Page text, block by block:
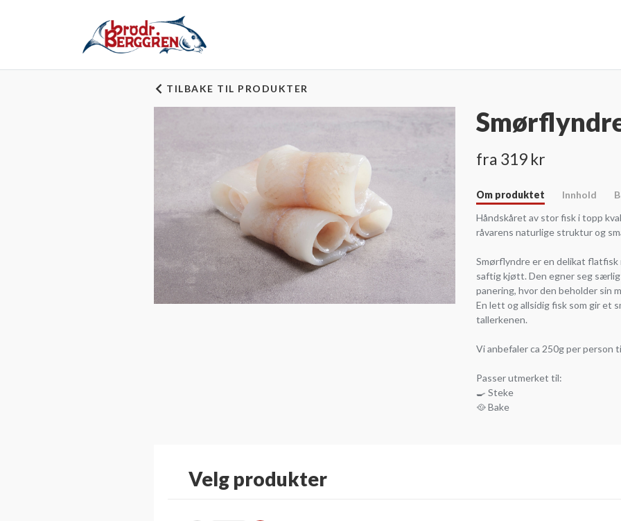
TILBAKE TIL PRODUKTER
fra 319 kr
Om produktet Innhold
Håndskåret av stor fisk i topp
råvarens naturlige struktur og
Smørflyndre er en delikat flatfisk
saftig kjøtt. Den egner seg
panering, hvor den beholder sin
En lett og allsidig fisk som gir et
tallerkenen.
Vi anbefaler ca 250g per person
Passer utmerket til:
🍳 Steke
🥘 Bake
Velg produkter